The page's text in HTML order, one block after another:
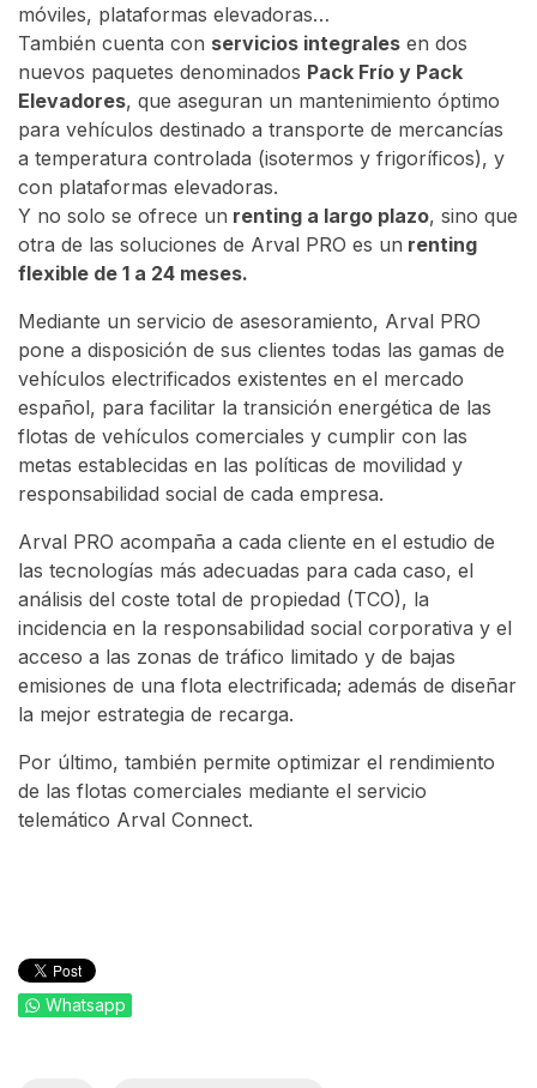
móviles, plataformas elevadoras…
También cuenta con servicios integrales en dos
nuevos paquetes denominados Pack Frío y Pack
Elevadores, que aseguran un mantenimiento óptimo
para vehículos destinado a transporte de mercancías
a temperatura controlada (isotermos y frigoríficos), y
con plataformas elevadoras.
Y no solo se ofrece un renting a largo plazo, sino que
otra de las soluciones de Arval PRO es un renting
flexible de 1 a 24 meses.
Mediante un servicio de asesoramiento, Arval PRO
pone a disposición de sus clientes todas las gamas de
vehículos electrificados existentes en el mercado
español, para facilitar la transición energética de las
flotas de vehículos comerciales y cumplir con las
metas establecidas en las políticas de movilidad y
responsabilidad social de cada empresa.
Arval PRO acompaña a cada cliente en el estudio de
las tecnologías más adecuadas para cada caso, el
análisis del coste total de propiedad (TCO), la
incidencia en la responsabilidad social corporativa y el
acceso a las zonas de tráfico limitado y de bajas
emisiones de una flota electrificada; además de diseñar
la mejor estrategia de recarga.
Por último, también permite optimizar el rendimiento
de las flotas comerciales mediante el servicio
telemático Arval Connect.
Whatsapp